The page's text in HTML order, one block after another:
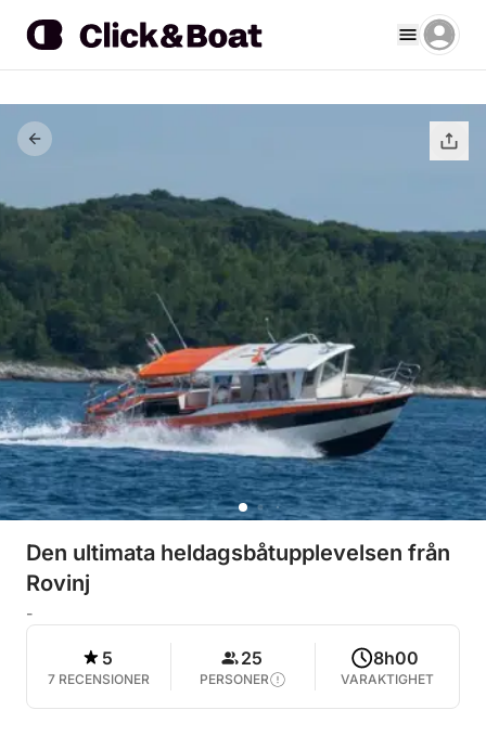
Den ultimata heldagsbåtupplevelsen från
Rovinj
-
5
7 RECENSIONER
25
PERSONER
8h00
VARAKTIGHET